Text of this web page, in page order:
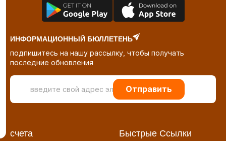
ИНФОРМАЦИОННЫЙ БЮЛЛЕТЕНЬ
подпишитесь на нашу рассылку, чтобы получать
последние обновления
Отправить
счета Быстрые Ссылки